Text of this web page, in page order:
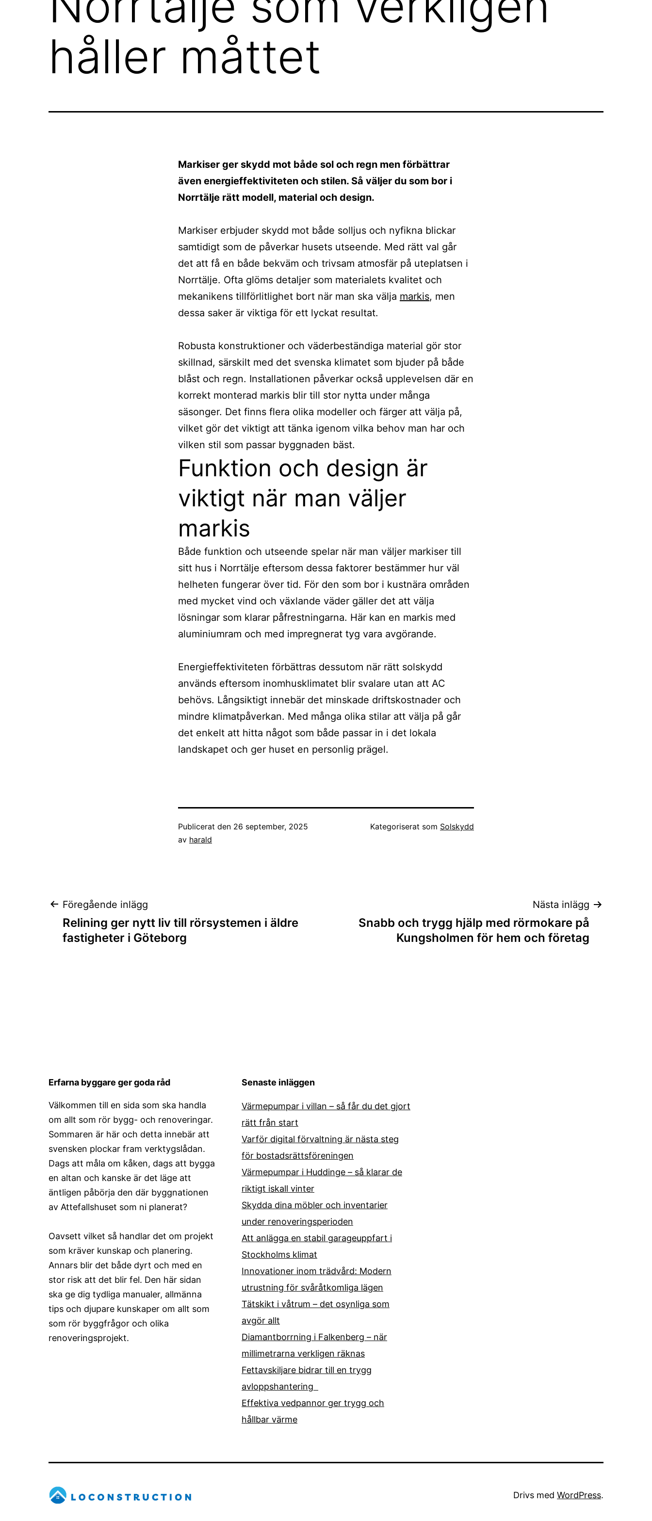
håller måttet
Markiser ger skydd mot både sol och regn men förbättrar
även energieffektiviteten och stilen. Så väljer du som bor i
Norrtälje rätt modell, material och design.
Markiser erbjuder skydd mot både solljus och nyfikna blickar
samtidigt som de påverkar husets utseende. Med rätt val går
det att få en både bekväm och trivsam atmosfär på uteplatsen i
Norrtälje. Ofta glöms detaljer som materialets kvalitet och
mekanikens tillförlitlighet bort när man ska välja markis, men
dessa saker är viktiga för ett lyckat resultat.
Robusta konstruktioner och väderbeständiga material gör stor
skillnad, särskilt med det svenska klimatet som bjuder på både
blåst och regn. Installationen påverkar också upplevelsen där en
korrekt monterad markis blir till stor nytta under många
säsonger. Det finns flera olika modeller och färger att välja på,
vilket gör det viktigt att tänka igenom vilka behov man har och
vilken stil som passar byggnaden bäst.
Funktion och design är
viktigt när man väljer
markis
Både funktion och utseende spelar när man väljer markiser till
sitt hus i Norrtälje eftersom dessa faktorer bestämmer hur väl
helheten fungerar över tid. För den som bor i kustnära områden
med mycket vind och växlande väder gäller det att välja
lösningar som klarar påfrestningarna. Här kan en markis med
aluminiumram och med impregnerat tyg vara avgörande.
Energieffektiviteten förbättras dessutom när rätt solskydd
används eftersom inomhusklimatet blir svalare utan att AC
behövs. Långsiktigt innebär det minskade driftskostnader och
mindre klimatpåverkan. Med många olika stilar att välja på går
det enkelt att hitta något som både passar in i det lokala
landskapet och ger huset en personlig prägel.
Publicerat den 26 september, 2025
av harald
Kategoriserat som Solskydd
Inläggsnavigering
Föregående inlägg
Relining ger nytt liv till rörsystemen i äldre
fastigheter i Göteborg
Nästa inlägg
Snabb och trygg hjälp med rörmokare på
Kungsholmen för hem och företag
Erfarna byggare ger goda råd
Välkommen till en sida som ska handla
om allt som rör bygg- och renoveringar.
Sommaren är här och detta innebär att
svensken plockar fram verktygslådan.
Dags att måla om kåken, dags att bygga
en altan och kanske är det läge att
äntligen påbörja den där byggnationen
av Attefallshuset som ni planerat?
Oavsett vilket så handlar det om projekt
som kräver kunskap och planering.
Annars blir det både dyrt och med en
stor risk att det blir fel. Den här sidan
ska ge dig tydliga manualer, allmänna
tips och djupare kunskaper om allt som
som rör byggfrågor och olika
renoveringsprojekt.
Senaste inläggen
Värmepumpar i villan – så får du det gjort
rätt från start
Varför digital förvaltning är nästa steg
för bostadsrättsföreningen
Värmepumpar i Huddinge – så klarar de
riktigt iskall vinter
Skydda dina möbler och inventarier
under renoveringsperioden
Att anlägga en stabil garageuppfart i
Stockholms klimat
Innovationer inom trädvård: Modern
utrustning för svåråtkomliga lägen
Tätskikt i våtrum – det osynliga som
avgör allt
Diamantborrning i Falkenberg – när
millimetrarna verkligen räknas
Fettavskiljare bidrar till en trygg
avloppshantering
Effektiva vedpannor ger trygg och
hållbar värme
Drivs med WordPress.